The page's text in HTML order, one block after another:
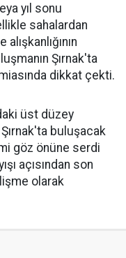
yıl sonu
sahalardan
Şırnak'ta
dikkat çekti.
üst düzey
buluşacak
göz önüne serdi
açısından son
olarak